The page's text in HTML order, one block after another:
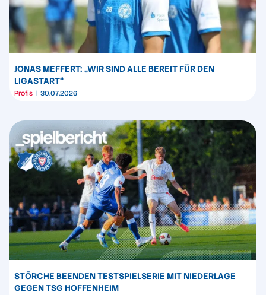
JONAS MEFFERT: „WIR SIND ALLE BEREIT FÜR DEN
LIGASTART“
Profis 30.07.2026
STÖRCHE BEENDEN TESTSPIELSERIE MIT NIEDERLAGE
GEGEN TSG HOFFENHEIM